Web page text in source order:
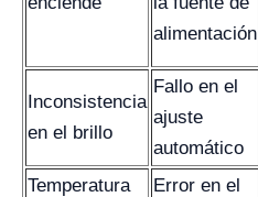
alimentación
Inconsistencia
en el brillo
Fallo en el
ajuste
automático
Temperatura
Error en el